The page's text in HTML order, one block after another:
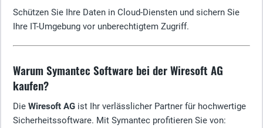
Schützen Sie Ihre Daten in Cloud-Diensten und sichern Sie
Ihre IT-Umgebung vor unberechtigtem Zugriff.
Warum Symantec Software bei der Wiresoft AG
kaufen?
Die Wiresoft AG ist Ihr verlässlicher Partner für hochwertige
Sicherheitssoftware. Mit Symantec profitieren Sie von: